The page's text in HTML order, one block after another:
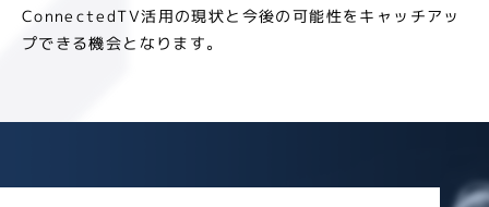
ConnectedTV活用の現状と今後の可能性をキャッチアッ
プできる機会となります。